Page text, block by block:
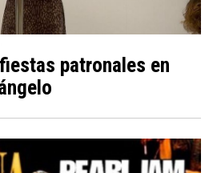
patronales en